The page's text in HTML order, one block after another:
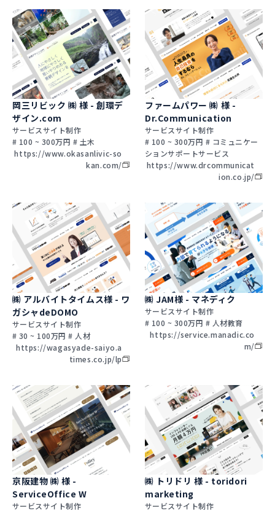
岡三リビック ㈱ 様 - 創環デ
ザイン.com
サービスサイト制作
# 100 ~ 300万円 # 土木
https://www.okasanlivic-so
kan.com/
ファームパワー ㈱ 様 -
Dr.Communication
サービスサイト制作
# 100 ~ 300万円 # コミュニケー
ションサポートサービス
https://www.drcommunicat
ion.co.jp/
㈱ アルバイトタイムス様 - ワ
ガシャdeDOMO
サービスサイト制作
# 30 ~ 100万円 # 人材
https://wagasyade-saiyo.a
times.co.jp/lp
㈱ JAM様 - マネディク
サービスサイト制作
# 100 ~ 300万円 # 人材教育
https://service.manadic.co
m/
京阪建物 ㈱ 様 -
ServiceOffice W
サービスサイト制作
㈱ トリドリ 様 - toridori
marketing
サービスサイト制作